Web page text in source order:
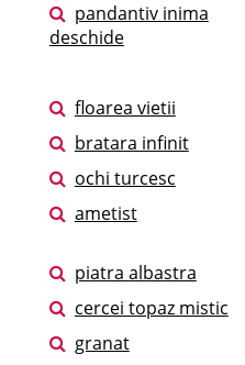
pandantiv inima
deschide
floarea vietii
bratara infinit
ochi turcesc
ametist
piatra albastra
cercei topaz mistic
granat